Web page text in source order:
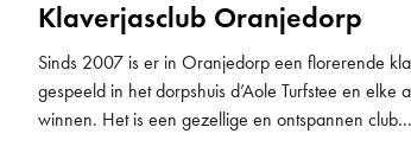
Klaverjasclub Oranjedorp
Sinds 2007 is er in Oranjedorp een florerende
gespeeld in het dorpshuis d’Aole Turfstee en
winnen. Het is een gezellige en ontspannen club...